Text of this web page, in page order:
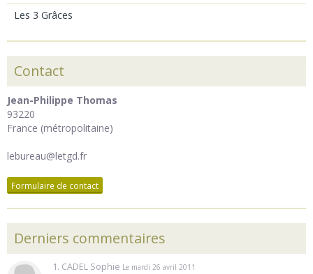
Les 3 Grâces
Contact
Jean-Philippe Thomas
93220
France (métropolitaine)
lebureau@letgd.fr
Formulaire de contact
Derniers commentaires
1. CADEL Sophie Le mardi 26 avril 2011